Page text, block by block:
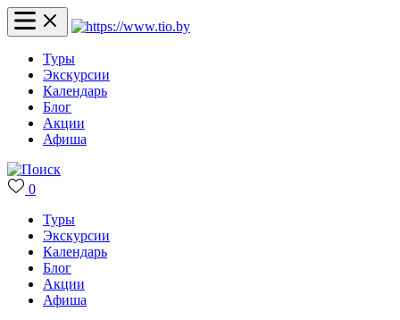
Туры
Экскурсии
Календарь
Блог
Акции
Афиша
0
Туры
Экскурсии
Календарь
Блог
Акции
Афиша